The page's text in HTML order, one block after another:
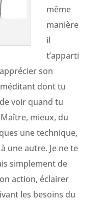
même
manière
il
t’apparti
son
dont tu
voir quand tu
mieux, du
une technique,
une autre. Je ne te
simplement de
action, éclairer
les besoins du